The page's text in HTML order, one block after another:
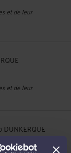
et de leur
et de leur
DUNKERQUE